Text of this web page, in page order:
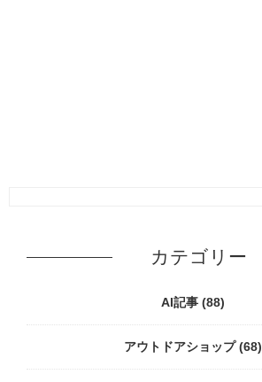
カテゴリー
AI記事 (88)
アウトドアショップ(68)